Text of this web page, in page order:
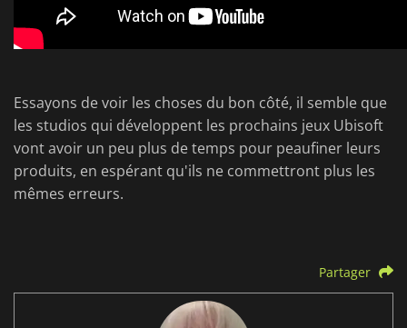
Essayons de voir les choses du bon côté, il semble que
les studios qui développent les prochains jeux Ubisoft
vont avoir un peu plus de temps pour peaufiner leurs
produits, en espérant qu'ils ne commettront plus les
mêmes erreurs.
Partager